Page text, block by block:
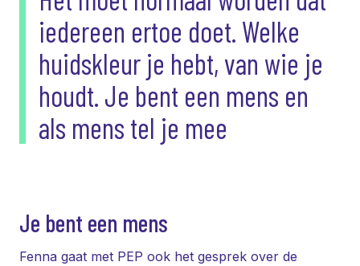
iedereen ertoe doet. Welke
huidskleur je hebt, van wie je
houdt. Je bent een mens en
als mens tel je mee
Je bent een mens
Fenna gaat met PEP ook het gesprek over de